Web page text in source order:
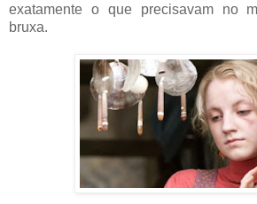
exatamente o que precisavam no
bruxa.